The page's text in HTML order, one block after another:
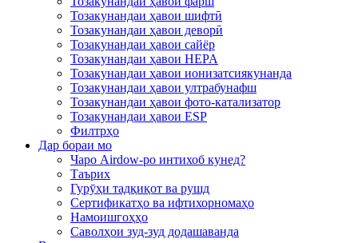
Тозакунандаи ҳавои шифтӣ
Тозакунандаи ҳавои деворӣ
Тозакунандаи ҳавои сайёр
Тозакунандаи ҳавои HEPA
Тозакунандаи ҳавои ионизатсиякунанда
Тозакунандаи ҳавои ултрабунафш
Тозакунандаи ҳавои фото-катализатор
Тозакунандаи ҳавои ESP
Филтрҳо
Дар бораи мо
Чаро Airdow-ро интихоб кунед?
Таърих
Гурӯҳи тадқиқот ва рушд
Сертификатҳо ва ифтихорномаҳо
Намоишгоҳҳо
Саволҳои зуд-зуд додашаванда